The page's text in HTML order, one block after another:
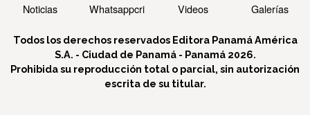
Noticias Whatsappcri Videos Galerías
Todos los derechos reservados Editora Panamá América
S.A. - Ciudad de Panamá - Panamá 2026.
Prohibida su reproducción total o parcial, sin autorización
escrita de su titular.